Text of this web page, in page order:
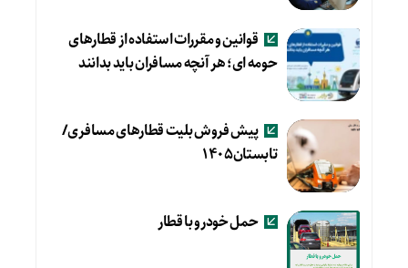
قوانین و مقررات استفاده از قطارهای
حومه ای؛ هر آنچه مسافران باید بدانند
پیش فروش بلیت قطارهای مسافری/
تابستان۱۴۰۵
حمل خودرو با قطار